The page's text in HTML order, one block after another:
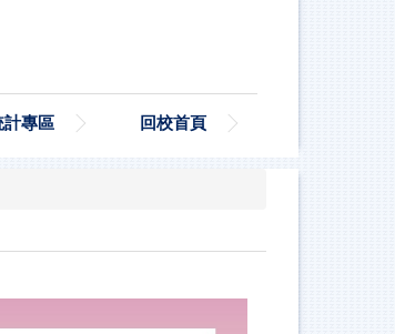
計專區 回校首頁